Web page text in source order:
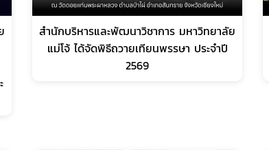
สำนักบริหารและพัฒนาวิชาการ มหาวิทยาลัย
แม่โจ้ ได้จัดพิธีถวายเทียนพรรษา ประจำปี
2569